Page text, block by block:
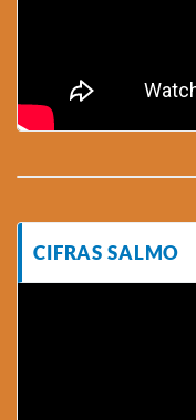
CIFRAS SALMO